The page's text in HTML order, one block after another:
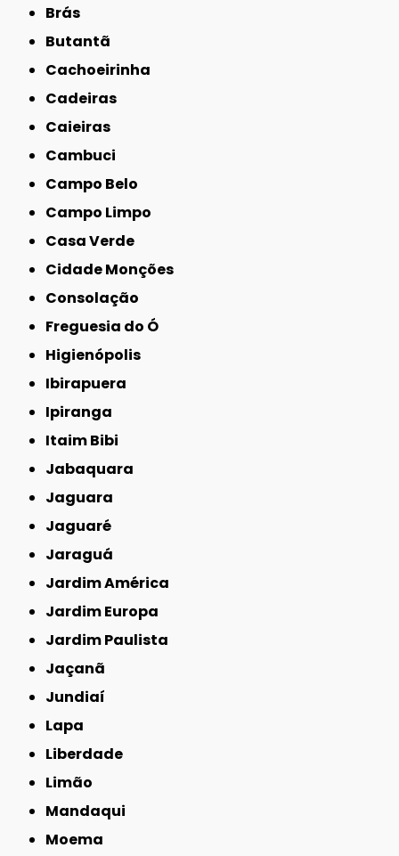
Brás
Butantã
Cachoeirinha
Cadeiras
Caieiras
Cambuci
Campo Belo
Campo Limpo
Casa Verde
Cidade Monções
Consolação
Freguesia do Ó
Higienópolis
Ibirapuera
Ipiranga
Itaim Bibi
Jabaquara
Jaguara
Jaguaré
Jaraguá
Jardim América
Jardim Europa
Jardim Paulista
Jaçanã
Jundiaí
Lapa
Liberdade
Limão
Mandaqui
Moema